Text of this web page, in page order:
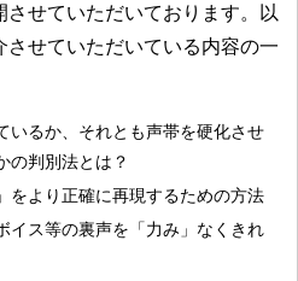
させていただいております。以
せていただいている内容の一
いるか、それとも声帯を硬化させ
の判別法とは？
をより正確に再現するための方法
イス等の裏声を「力み」なくきれ